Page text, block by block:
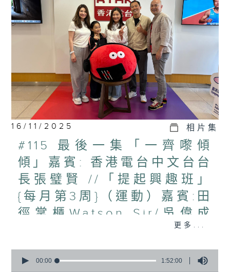
16/11/2025 相片集
#115 最後一集「一齊嚟傾
傾」嘉賓: 香港電台中文台台
長張璧賢 //「提起興趣班」
{每月第3周}（運動）嘉賓:田
徑掌櫃Watson Sir/吳偉成
(現任中國香港學界體育聯會
港九地域中學分會名譽顧問/
德望學校前體育主任)//主持
更多...
seconds
00:00 1:52:00